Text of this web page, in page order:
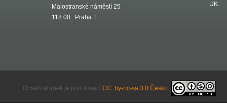
Malostranské náměstí 25
118 00 Praha 1
UK.
Obsah stránek je pod licencí CC: by-nc-sa 3.0 Česko